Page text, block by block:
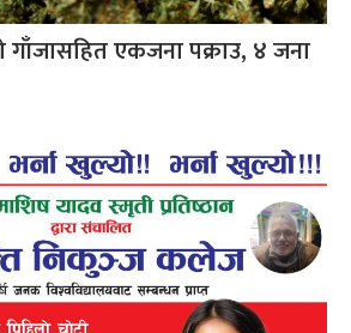
गाँजासहित एकजना पक्राउ, ४ जना